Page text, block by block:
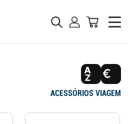
ACESSÓRIOS VIAGEM